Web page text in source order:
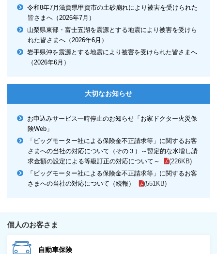
令和8年7月滋賀県甲賀市の土砂崩れにより被害を受けられた
皆さまへ（2026年7月）
山梨県東部・富士五湖を震源とする地震により被害を受けら
れた皆さまへ（2026年6月）
岩手県沖を震源とする地震により被害を受けられた皆さまへ
（2026年6月）
大切なお知らせ
お申込みサービス一時停止のお知らせ「お家ドクター火災保
険Web」
「ビッグモーター社による保険金不正請求等」に関するお客
さまへの当社の対応について（その３）～暫定的な水増し請
求金額の設定による等級訂正の対応について～
(226KB)
「ビッグモーター社による保険金不正請求等」に関するお客
さまへの当社の対応について（続報）
(551KB)
個人のお客さま
自動車保険